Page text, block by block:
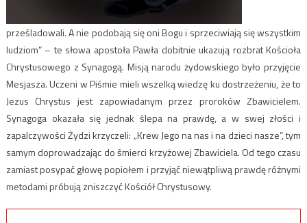
prześladowali. A nie podobają się oni Bogu i sprzeciwiają się wszystkim
ludziom” – te słowa apostoła Pawła dobitnie ukazują rozbrat Kościoła
Chrystusowego z Synagogą. Misją narodu żydowskiego było przyjęcie
Mesjasza. Uczeni w Piśmie mieli wszelką wiedzę ku dostrzeżeniu, że to
Jezus Chrystus jest zapowiadanym przez proroków Zbawicielem.
Synagoga okazała się jednak ślepa na prawdę, a w swej złości i
zapalczywości Żydzi krzyczeli: „Krew Jego na nas i na dzieci nasze”, tym
samym doprowadzając do śmierci krzyżowej Zbawiciela. Od tego czasu
zamiast posypać głowę popiołem i przyjąć niewątpliwą prawdę różnymi
metodami próbują zniszczyć Kościół Chrystusowy.